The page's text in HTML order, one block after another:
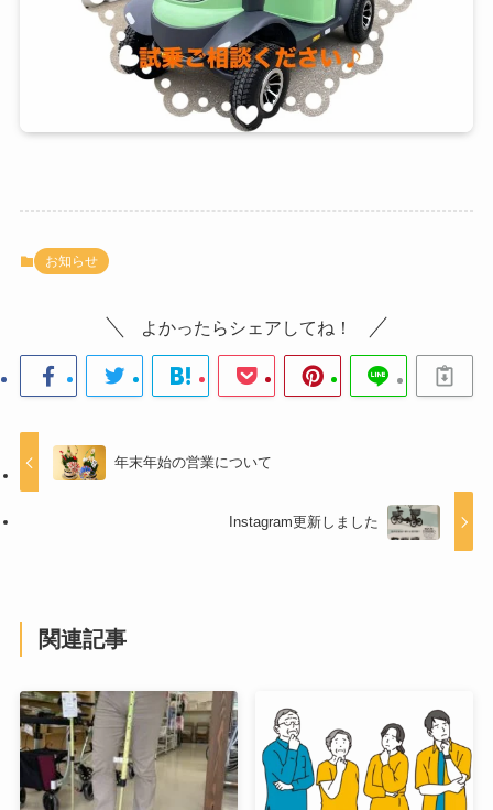
お知らせ
よかったらシェアしてね！
年末年始の営業について
Instagram更新しました
関連記事